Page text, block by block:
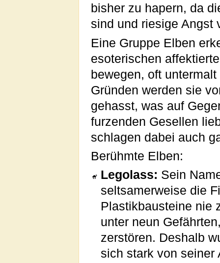
bisher zu hapern, da
sind und riesige Angst
Eine Gruppe Elben
esoterischen
bewegen, oft
Gründen werden sie
gehasst, was auf
furzenden Gesellen
schlagen dabei auch
Berühmte Elben:
Legolass: Sein
seltsamerweise die
Plastikbausteine nie
unter neun
zerstören. Deshalb
sich stark von seiner